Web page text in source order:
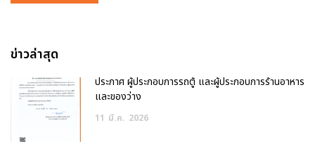
ข่าวล่าสุด
ประกาศ ผู้ประกอบการรถตู้ และผู้ประกอบการร้านอาหาร
และของว่าง
11 มี.ค. 2026